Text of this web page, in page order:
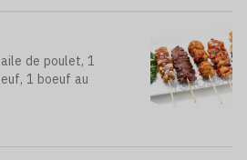
de poulet, 1
1 boeuf au